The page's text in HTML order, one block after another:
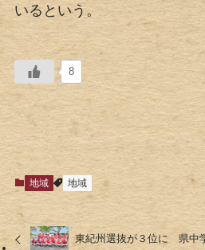
いるという。
8
地域 地域
東紀州選抜が３位に 県中